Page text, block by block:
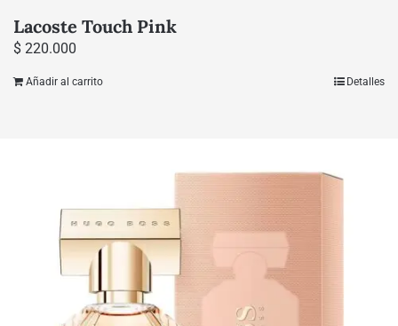
Lacoste Touch Pink
$ 220.000
Añadir al carrito Detalles